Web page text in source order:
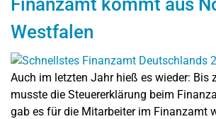
Finanzamt kommt aus
Westfalen
Auch im letzten Jahr hieß es wieder: Bis
musste die Steuererklärung beim
gab es für die Mitarbeiter im Finanzamt